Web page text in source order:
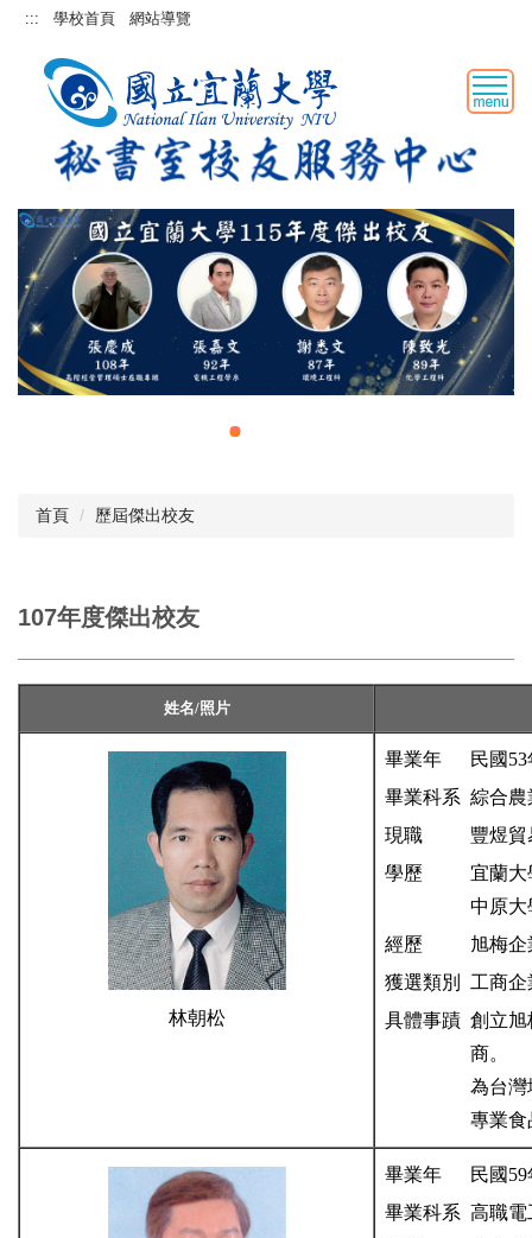
跳::: 學校首頁 網站導覽
首頁 歷屆傑出校友
107年度傑出校友
姓名/照片
林朝松
畢業年
民國53
畢業科系 綜合農
現職
豐煜
學歷
宜蘭
中原大
經歷
旭梅
獲選類別
工商企
具體事蹟 創立旭
商。
為台灣
專業食
畢業年
民國59
畢業科系 高職電